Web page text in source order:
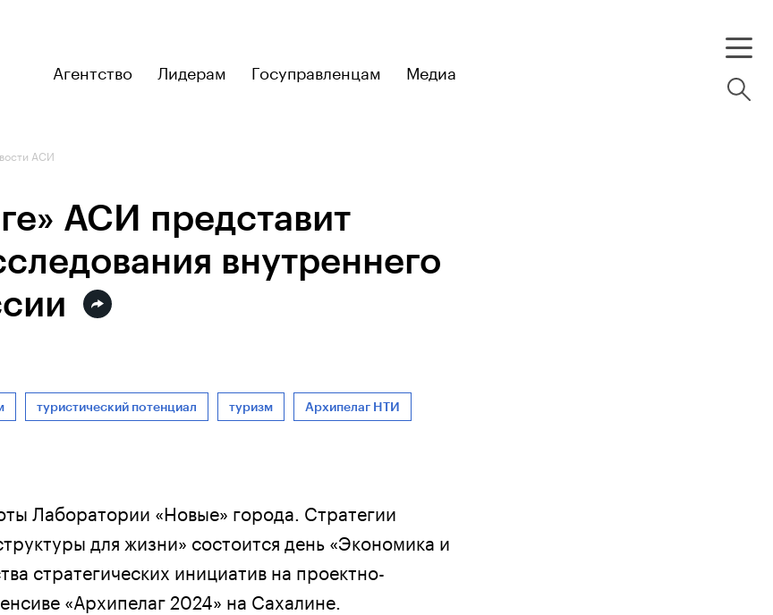
Агентство Лидерам Госуправленцам Медиа
АСИ
АСИ представит
внутреннего
туристический потенциал туризм Архипелаг НТИ
Лаборатории «Новые» города. Стратегии
для жизни» состоится день «Экономика и
стратегических инициатив на проектно-
«Архипелаг 2024» на Сахалине.